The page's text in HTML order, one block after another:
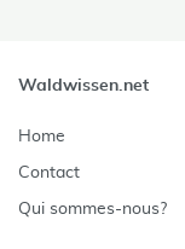
Waldwissen.net
Home
Contact
Qui sommes-nous?